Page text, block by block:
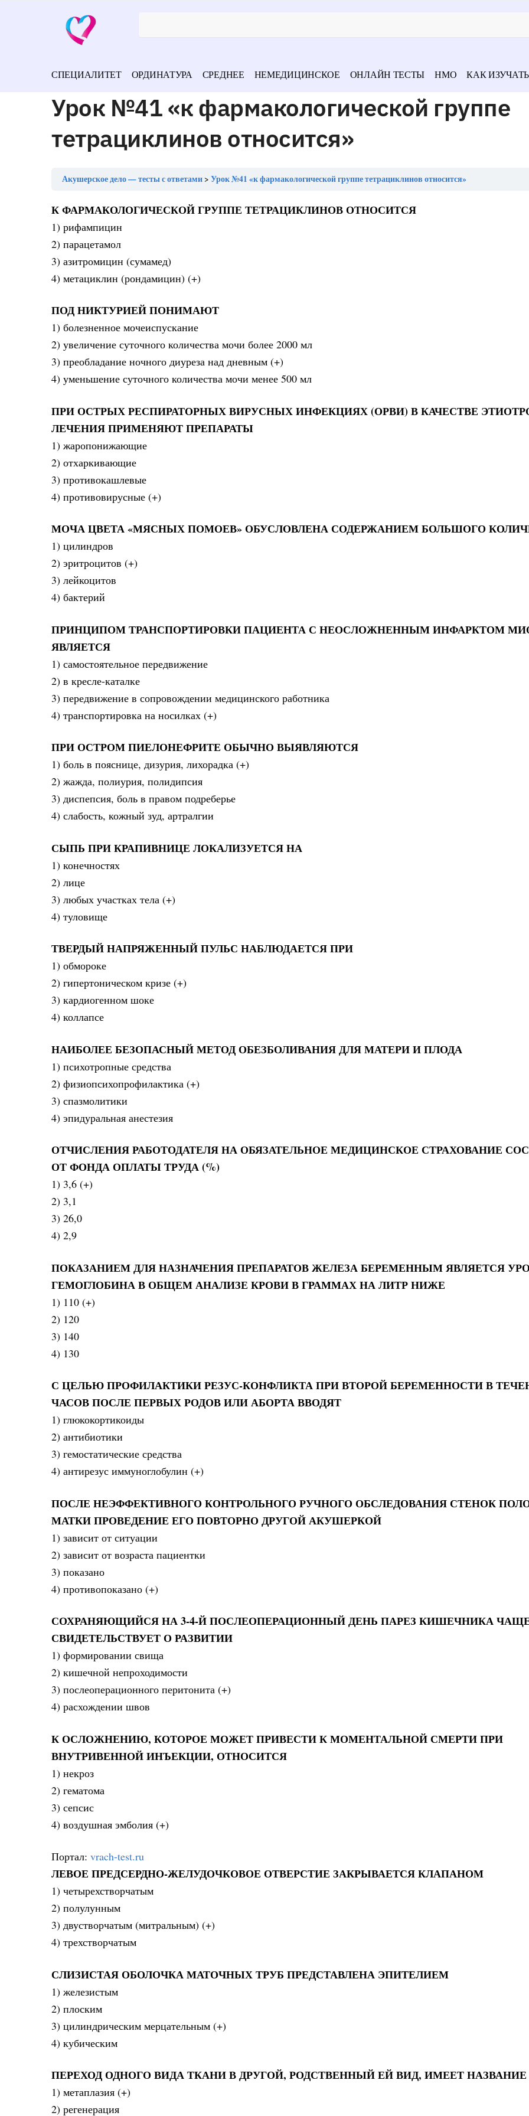
СПЕЦИАЛИТЕТ ОРДИНАТУРА СРЕДНЕЕ НЕМЕДИЦИНСКОЕ ОНЛАЙН ТЕСТЫ НМО КАК ИЗУЧАТЬ
Урок №41 «к фармакологической группе
тетрациклинов относится»
Акушерское дело — тесты с ответами Урок №41 «к фармакологической группе тетрациклинов относится»
К ФАРМАКОЛОГИЧЕСКОЙ ГРУППЕ ТЕТРАЦИКЛИНОВ ОТНОСИТСЯ
1) рифампицин
2) парацетамол
3) азитромицин (сумамед)
4) метациклин (рондамицин) (+)
ПОД НИКТУРИЕЙ ПОНИМАЮТ
1) болезненное мочеиспускание
2) увеличение суточного количества мочи более 2000 мл
3) преобладание ночного диуреза над дневным (+)
4) уменьшение суточного количества мочи менее 500 мл
ПРИ ОСТРЫХ РЕСПИРАТОРНЫХ ВИРУСНЫХ ИНФЕКЦИЯХ (ОРВИ) В КАЧЕСТВЕ
ЛЕЧЕНИЯ ПРИМЕНЯЮТ ПРЕПАРАТЫ
1) жаропонижающие
2) отхаркивающие
3) противокашлевые
4) противовирусные (+)
МОЧА ЦВЕТА «МЯСНЫХ ПОМОЕВ» ОБУСЛОВЛЕНА СОДЕРЖАНИЕМ БОЛЬШОГО
1) цилиндров
2) эритроцитов (+)
3) лейкоцитов
4) бактерий
ПРИНЦИПОМ ТРАНСПОРТИРОВКИ ПАЦИЕНТА С НЕОСЛОЖНЕННЫМ ИНФАРКТОМ
ЯВЛЯЕТСЯ
1) самостоятельное передвижение
2) в кресле-каталке
3) передвижение в сопровождении медицинского работника
4) транспортировка на носилках (+)
ПРИ ОСТРОМ ПИЕЛОНЕФРИТЕ ОБЫЧНО ВЫЯВЛЯЮТСЯ
1) боль в пояснице, дизурия, лихорадка (+)
2) жажда, полиурия, полидипсия
3) диспепсия, боль в правом подреберье
4) слабость, кожный зуд, артралгии
СЫПЬ ПРИ КРАПИВНИЦЕ ЛОКАЛИЗУЕТСЯ НА
1) конечностях
2) лице
3) любых участках тела (+)
4) туловище
ТВЕРДЫЙ НАПРЯЖЕННЫЙ ПУЛЬС НАБЛЮДАЕТСЯ ПРИ
1) обмороке
2) гипертоническом кризе (+)
3) кардиогенном шоке
4) коллапсе
НАИБОЛЕЕ БЕЗОПАСНЫЙ МЕТОД ОБЕЗБОЛИВАНИЯ ДЛЯ МАТЕРИ И ПЛОДА
1) психотропные средства
2) физиопсихопрофилактика (+)
3) спазмолитики
4) эпидуральная анестезия
ОТЧИСЛЕНИЯ РАБОТОДАТЕЛЯ НА ОБЯЗАТЕЛЬНОЕ МЕДИЦИНСКОЕ СТРАХОВАНИЕ
ОТ ФОНДА ОПЛАТЫ ТРУДА (%)
1) 3,6 (+)
2) 3,1
3) 26,0
4) 2,9
ПОКАЗАНИЕМ ДЛЯ НАЗНАЧЕНИЯ ПРЕПАРАТОВ ЖЕЛЕЗА БЕРЕМЕННЫМ ЯВЛЯЕТСЯ
ГЕМОГЛОБИНА В ОБЩЕМ АНАЛИЗЕ КРОВИ В ГРАММАХ НА ЛИТР НИЖЕ
1) 110 (+)
2) 120
3) 140
4) 130
С ЦЕЛЬЮ ПРОФИЛАКТИКИ РЕЗУС-КОНФЛИКТА ПРИ ВТОРОЙ БЕРЕМЕННОСТИ В
ЧАСОВ ПОСЛЕ ПЕРВЫХ РОДОВ ИЛИ АБОРТА ВВОДЯТ
1) глюкокортикоиды
2) антибиотики
3) гемостатические средства
4) антирезус иммуноглобулин (+)
ПОСЛЕ НЕЭФФЕКТИВНОГО КОНТРОЛЬНОГО РУЧНОГО ОБСЛЕДОВАНИЯ СТЕНОК
МАТКИ ПРОВЕДЕНИЕ ЕГО ПОВТОРНО ДРУГОЙ АКУШЕРКОЙ
1) зависит от ситуации
2) зависит от возраста пациентки
3) показано
4) противопоказано (+)
СОХРАНЯЮЩИЙСЯ НА 3-4-Й ПОСЛЕОПЕРАЦИОННЫЙ ДЕНЬ ПАРЕЗ КИШЕЧНИКА
СВИДЕТЕЛЬСТВУЕТ О РАЗВИТИИ
1) формировании свища
2) кишечной непроходимости
3) послеоперационного перитонита (+)
4) расхождении швов
К ОСЛОЖНЕНИЮ, КОТОРОЕ МОЖЕТ ПРИВЕСТИ К МОМЕНТАЛЬНОЙ СМЕРТИ ПРИ
ВНУТРИВЕННОЙ ИНЪЕКЦИИ, ОТНОСИТСЯ
1) некроз
2) гематома
3) сепсис
4) воздушная эмболия (+)
Портал: vrach-test.ru
ЛЕВОЕ ПРЕДСЕРДНО-ЖЕЛУДОЧКОВОЕ ОТВЕРСТИЕ ЗАКРЫВАЕТСЯ КЛАПАНОМ
1) четырехстворчатым
2) полулунным
3) двустворчатым (митральным) (+)
4) трехстворчатым
СЛИЗИСТАЯ ОБОЛОЧКА МАТОЧНЫХ ТРУБ ПРЕДСТАВЛЕНА ЭПИТЕЛИЕМ
1) железистым
2) плоским
3) цилиндрическим мерцательным (+)
4) кубическим
ПЕРЕХОД ОДНОГО ВИДА ТКАНИ В ДРУГОЙ, РОДСТВЕННЫЙ ЕЙ ВИД, ИМЕЕТ НАЗВАНИЕ
1) метаплазия (+)
2) регенерация